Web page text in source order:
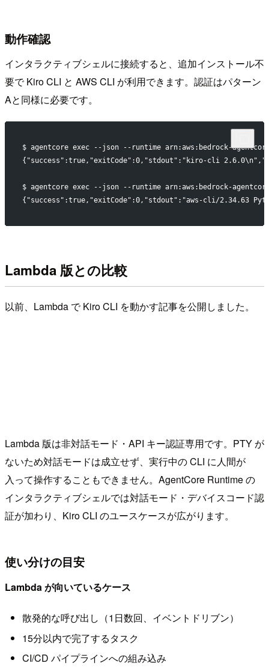
動作確認
インタラクティブシェルに接続すると、追加インストール不
要で Kiro CLI と AWS CLI が利用できます。認証はパターン
Aと同様に必要です。
$ agentcore exec --json --runtime arn:aws:bedrock-
{"success":true,"exitCode":0,"stdout":"kiro-cli
$ agentcore exec --json --runtime arn:aws:bedrock-
{"success":true,"exitCode":0,"stdout":"aws-cli/2.34.63
Lambda 版との比較
以前、Lambda で Kiro CLI を動かす記事を公開しました。
Lambda 版は非対話モード・API キー認証専用です。PTY が
ないため対話モードは成立せず、実行中の CLI に人間が
入って操作することもできません。AgentCore Runtime の
インタラクティブシェルでは対話モード・デバイスコード認
証が加わり、Kiro CLI のユースケースが広がります。
使い分けの目安
Lambda が向いているケース
散発的な呼び出し（1日数回、イベントドリブン）
15分以内で完了するタスク
CI/CD パイプラインへの組み込み